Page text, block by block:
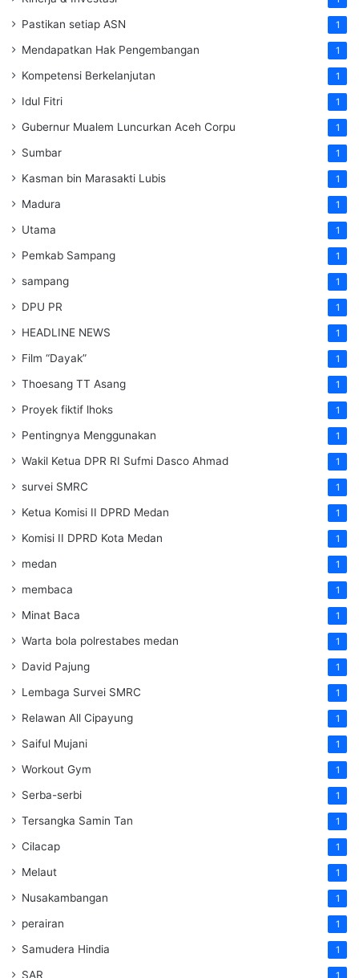
Pastikan setiap ASN 1
Mendapatkan Hak Pengembangan 1
Kompetensi Berkelanjutan 1
Idul Fitri 1
Gubernur Mualem Luncurkan Aceh Corpu 1
Sumbar 1
Kasman bin Marasakti Lubis 1
Madura 1
Utama 1
Pemkab Sampang 1
sampang 1
DPU PR 1
HEADLINE NEWS 1
Film “Dayak” 1
Thoesang TT Asang 1
Proyek fiktif lhoks 1
Pentingnya Menggunakan 1
Wakil Ketua DPR RI Sufmi Dasco Ahmad 1
survei SMRC 1
Ketua Komisi II DPRD Medan 1
Komisi II DPRD Kota Medan 1
medan 1
membaca 1
Minat Baca 1
Warta bola polrestabes medan 1
David Pajung 1
Lembaga Survei SMRC 1
Relawan All Cipayung 1
Saiful Mujani 1
Workout Gym 1
Serba-serbi 1
Tersangka Samin Tan 1
Cilacap 1
Melaut 1
Nusakambangan 1
perairan 1
Samudera Hindia 1
SAR 1